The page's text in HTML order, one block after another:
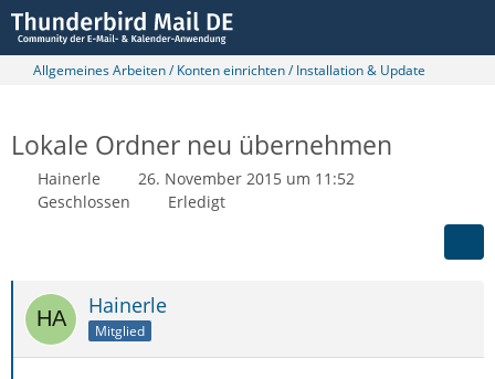
Allgemeines Arbeiten / Konten einrichten / Installation & Update
Lokale Ordner neu übernehmen
Hainerle
26. November 2015 um 11:52
Geschlossen
Erledigt
Hainerle
Mitglied